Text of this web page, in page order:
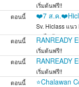
เริ่มต้นฟรี!!
ตอนนี้
❤️7 ส.ค
Sv. Hiclass แน
วก ไม่ต้องหาขอ
ตอนนี้ RANREADY
เริ่มต้นฟรี!!
ตอนนี้
RANREADY
เริ่มต้นฟรี!!
ตอนนี้
⭐Chalawan